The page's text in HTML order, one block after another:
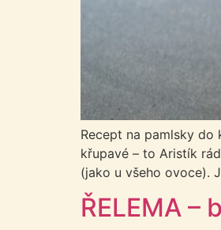
Recept na pamlsky do
křupavé – to Aristík
(jako u všeho ovoce).
ŘELEMA –